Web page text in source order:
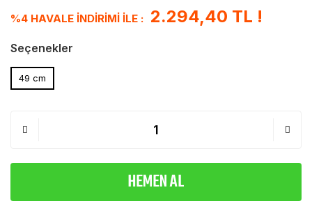
%4 HAVALE İNDİRİMİ İLE : 2.294,40 TL !
Seçenekler
49 cm
HEMEN AL